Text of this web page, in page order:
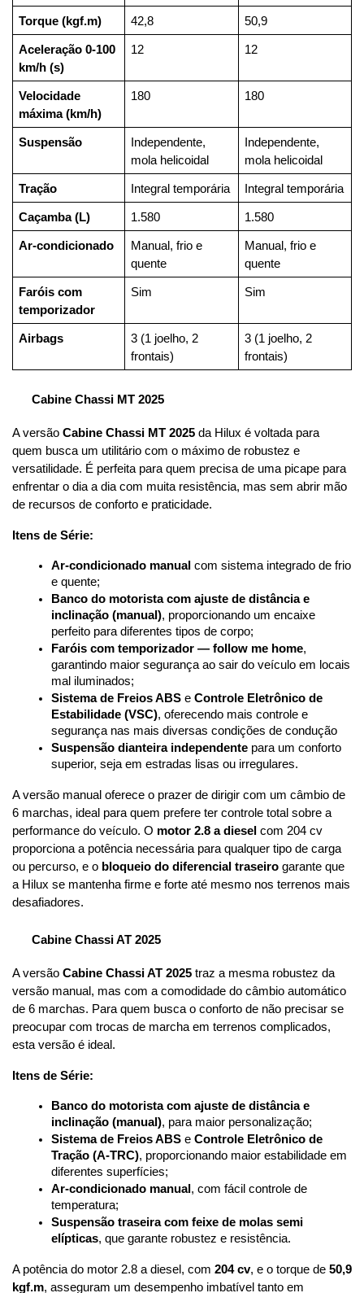
Torque (kgf.m) 42,8 50,9
Aceleração 0-100
km/h (s)
12 12
Velocidade
máxima (km/h)
180 180
Suspensão
Independente,
mola helicoidal
Independente,
mola helicoidal
Tração Integral temporária Integral temporária
Caçamba (L) 1.580 1.580
Ar-condicionado
Manual, frio e
quente
Manual, frio e
quente
Faróis com
temporizador
Sim Sim
Airbags
3 (1 joelho, 2
frontais)
3 (1 joelho, 2
frontais)
Cabine Chassi MT 2025
A versão Cabine Chassi MT 2025 da Hilux é voltada para
quem busca um utilitário com o máximo de robustez e
versatilidade. É perfeita para quem precisa de uma picape para
enfrentar o dia a dia com muita resistência, mas sem abrir mão
de recursos de conforto e praticidade.
Itens de Série:
Ar-condicionado manual com sistema integrado de frio
e quente;
Banco do motorista com ajuste de distância e
inclinação (manual), proporcionando um encaixe
perfeito para diferentes tipos de corpo;
Faróis com temporizador — follow me home,
garantindo maior segurança ao sair do veículo em locais
mal iluminados;
Sistema de Freios ABS e Controle Eletrônico de
Estabilidade (VSC), oferecendo mais controle e
segurança nas mais diversas condições de condução
Suspensão dianteira independente para um conforto
superior, seja em estradas lisas ou irregulares.
A versão manual oferece o prazer de dirigir com um câmbio de
6 marchas, ideal para quem prefere ter controle total sobre a
performance do veículo. O motor 2.8 a diesel com 204 cv
proporciona a potência necessária para qualquer tipo de carga
ou percurso, e o bloqueio do diferencial traseiro garante que
a Hilux se mantenha firme e forte até mesmo nos terrenos mais
desafiadores.
Cabine Chassi AT 2025
A versão Cabine Chassi AT 2025 traz a mesma robustez da
versão manual, mas com a comodidade do câmbio automático
de 6 marchas. Para quem busca o conforto de não precisar se
preocupar com trocas de marcha em terrenos complicados,
esta versão é ideal.
Itens de Série:
Banco do motorista com ajuste de distância e
inclinação (manual), para maior personalização;
Sistema de Freios ABS e Controle Eletrônico de
Tração (A-TRC), proporcionando maior estabilidade em
diferentes superfícies;
Ar-condicionado manual , com fácil controle de
temperatura;
Suspensão traseira com feixe de molas semi
elípticas, que garante robustez e resistência.
A potência do motor 2.8 a diesel, com 204 cv, e o torque de 50,9
kgf.m, asseguram um desempenho imbatível tanto em